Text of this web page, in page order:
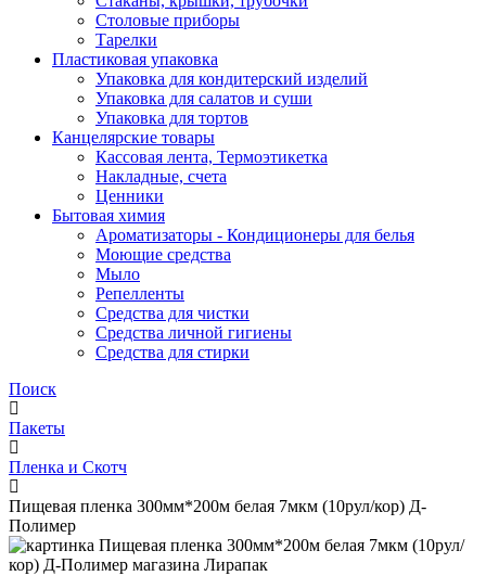
Столовые приборы
Тарелки
Пластиковая упаковка
Упаковка для кондитерский изделий
Упаковка для салатов и суши
Упаковка для тортов
Канцелярские товары
Кассовая лента, Термоэтикетка
Накладные, счета
Ценники
Бытовая химия
Ароматизаторы - Кондиционеры для белья
Моющие средства
Мыло
Репелленты
Средства для чистки
Средства личной гигиены
Средства для стирки
Поиск
Пакеты
Пленка и Скотч
Пищевая пленка 300мм*200м белая 7мкм (10рул/кор) Д-
Полимер